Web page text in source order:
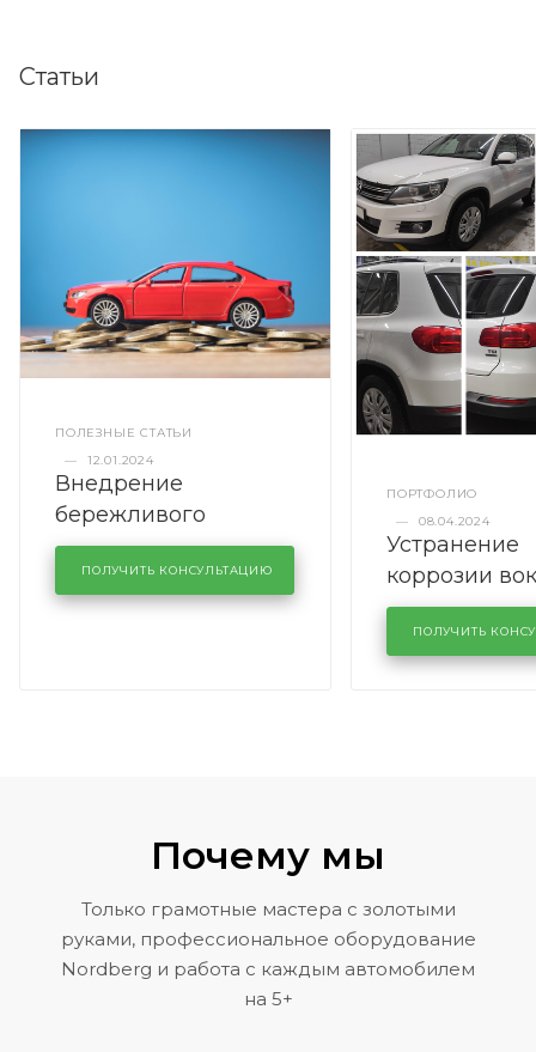
Статьи
ПОЛЕЗНЫЕ СТАТЬИ
—
12.01.2024
Внедрение
бережливого
производства в
кузовном сервисе
KUTUZOVV
ПОЛУЧИТЬ КОНСУЛЬТАЦИЮ
ПОРТФОЛИО
—
08.04.2024
Устранение
коррозии
лобового
районе
Volkswagen
ПОЛУЧИТЬ
Почему мы
Только грамотные мастера с золотыми
руками, профессиональное оборудование
Nordberg и работа с каждым автомобилем
на 5+